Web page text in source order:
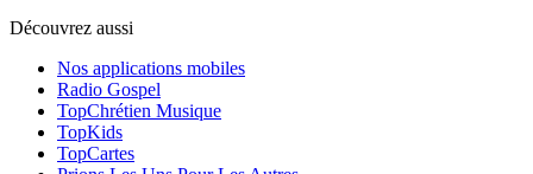
Découvrez aussi
Nos applications mobiles
Radio Gospel
TopChrétien Musique
TopKids
TopCartes